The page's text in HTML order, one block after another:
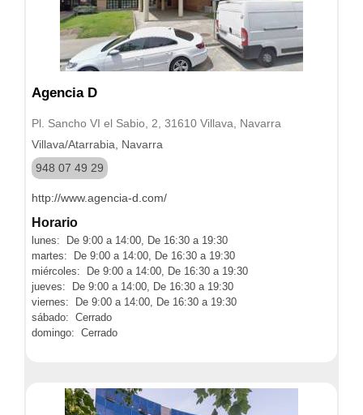
Agencia D
Pl. Sancho VI el Sabio, 2, 31610 Villava, Navarra
Villava/Atarrabia, Navarra
948 07 49 29
http://www.agencia-d.com/
Horario
lunes: De 9:00 a 14:00, De 16:30 a 19:30
martes: De 9:00 a 14:00, De 16:30 a 19:30
miércoles: De 9:00 a 14:00, De 16:30 a 19:30
jueves: De 9:00 a 14:00, De 16:30 a 19:30
viernes: De 9:00 a 14:00, De 16:30 a 19:30
sábado: Cerrado
domingo: Cerrado